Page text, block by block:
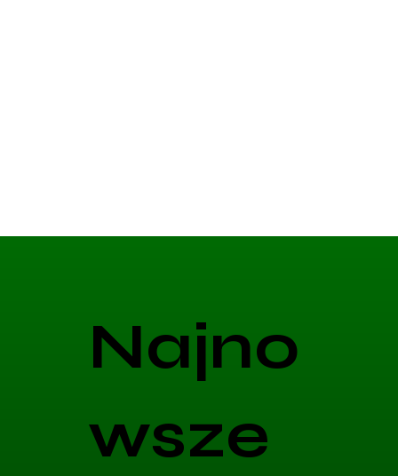
Najno
wsze